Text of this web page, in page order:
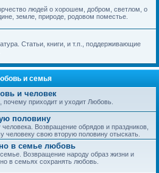
людей о хорошем, добром, светлом, о
земле, природе, родовом поместье.
Статьи, книги, и т.п., поддерживающие
и семья
и человек
приходит и уходит Любовь.
половину
человека. Возвращение обрядов и праздников,
человеку свою вторую половину отыскать.
в семье любовь
Возвращение народу образ жизни и
в семьях сохранять любовь.